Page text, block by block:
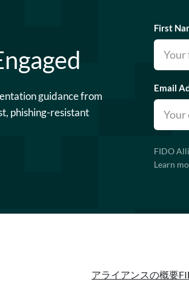
guidance from
phishing-resistant
First
Email
FIDO
Learn
アライアンスの概要